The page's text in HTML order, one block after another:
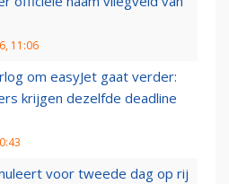
11:06
om easyJet gaat verder:
krijgen dezelfde deadline
voor tweede dag op rij